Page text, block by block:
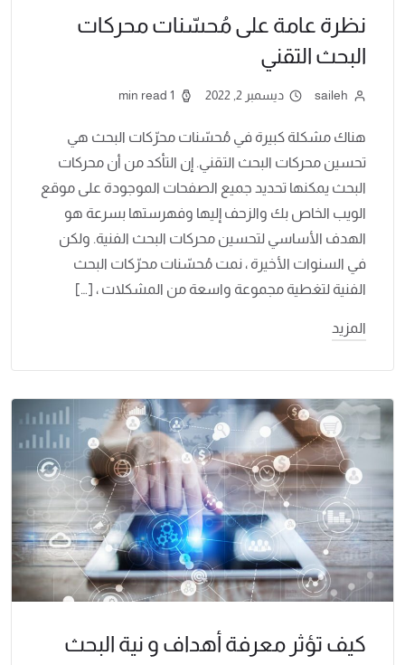
نظرة عامة على مُحسّنات محركات
البحث التقني
saileh ديسمبر 2, 2022 1 min read
هناك مشكلة كبيرة في مُحسّنات محرّكات البحث هي
تحسين محركات البحث التقني. إن التأكد من أن محركات
البحث يمكنها تحديد جميع الصفحات الموجودة على موقع
الويب الخاص بك والزحف إليها وفهرستها بسرعة هو
الهدف الأساسي لتحسين محركات البحث الفنية. ولكن
في السنوات الأخيرة ، نمت مُحسّنات محرّكات البحث
الفنية لتغطية مجموعة واسعة من المشكلات ، […]
المزيد
كيف تؤثر معرفة أهداف و نية البحث